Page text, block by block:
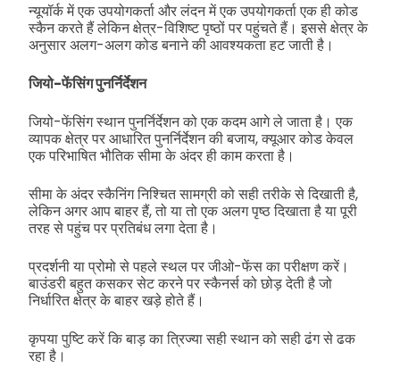
न्यूयॉर्क में एक उपयोगकर्ता और लंदन में एक उपयोगकर्ता एक ही कोड
स्कैन करते हैं लेकिन क्षेत्र-विशिष्ट पृष्ठों पर पहुंचते हैं। इससे क्षेत्र के
अनुसार अलग-अलग कोड बनाने की आवश्यकता हट जाती है।
जियो-फेंसिंग पुनर्निर्देशन
जियो-फेंसिंग स्थान पुनर्निर्देशन को एक कदम आगे ले जाता है। एक
व्यापक क्षेत्र पर आधारित पुनर्निर्देशन की बजाय, क्यूआर कोड केवल
एक परिभाषित भौतिक सीमा के अंदर ही काम करता है।
सीमा के अंदर स्कैनिंग निश्चित सामग्री को सही तरीके से दिखाती है,
लेकिन अगर आप बाहर हैं, तो या तो एक अलग पृष्ठ दिखाता है या पूरी
तरह से पहुंच पर प्रतिबंध लगा देता है।
प्रदर्शनी या प्रोमो से पहले स्थल पर जीओ-फेंस का परीक्षण करें।
बाउंडरी बहुत कसकर सेट करने पर स्कैनर्स को छोड़ देती है जो
निर्धारित क्षेत्र के बाहर खड़े होते हैं।
कृपया पुष्टि करें कि बाड़ का त्रिज्या सही स्थान को सही ढंग से ढक
रहा है।